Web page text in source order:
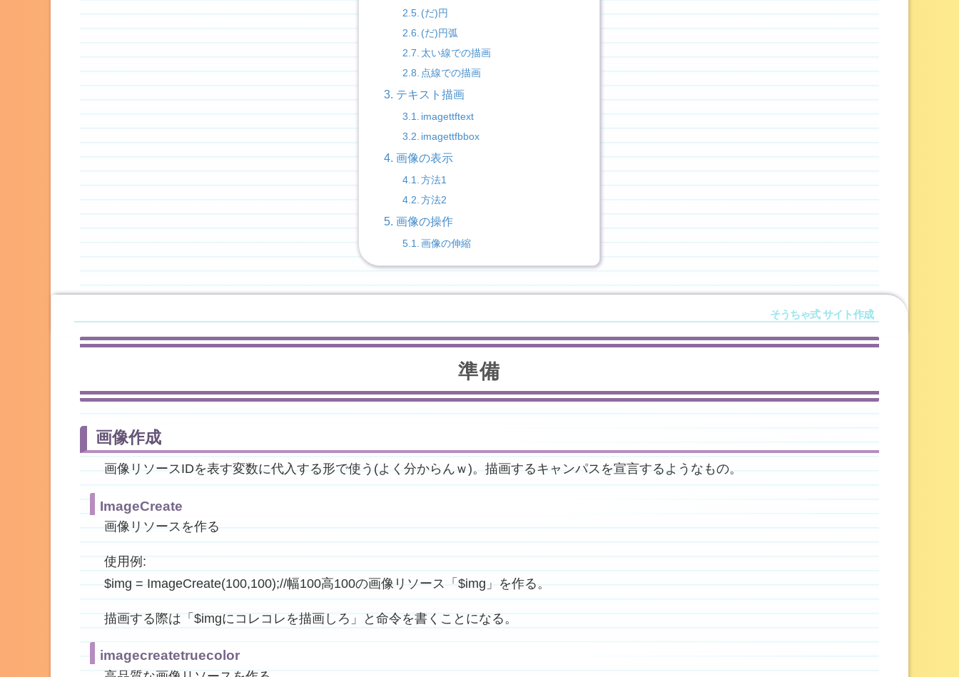
(だ)円
(だ)円弧
太い線での描画
点線での描画
テキスト描画
imagettftext
imagettfbbox
画像の表示
方法1
方法2
画像の操作
画像の伸縮
準備
画像作成
画像リソースIDを表す変数に代入する形で使う(よく分からんｗ)。描画するキャンパスを宣言するようなもの。
ImageCreate
画像リソースを作る
使用例:
$img = ImageCreate(100,100);//幅100高100の画像リソース「$img」を作る。
描画する際は「$imgにコレコレを描画しろ」と命令を書くことになる。
imagecreatetruecolor